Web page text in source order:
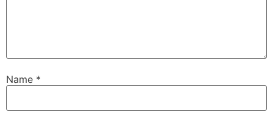
Name *